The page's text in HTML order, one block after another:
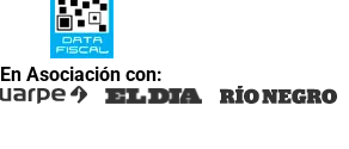
En Asociación con: